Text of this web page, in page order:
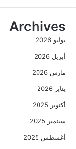
Archives
يوليو 2026
أبريل 2026
مارس 2026
يناير 2026
أكتوبر 2025
سبتمبر 2025
أغسطس 2025